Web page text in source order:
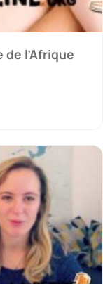
de l’Afrique